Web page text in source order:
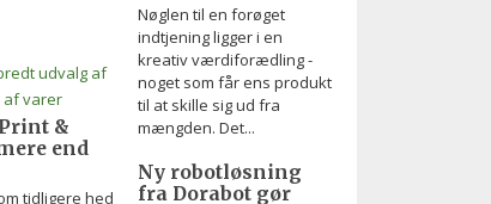
&
end
tidligere hed
Nøglen til en forøget
indtjening ligger i en
kreativ værdiforædling -
noget som får ens produkt
til at skille sig ud fra
mængden. Det...
Ny robotløsning
fra Dorabot gør